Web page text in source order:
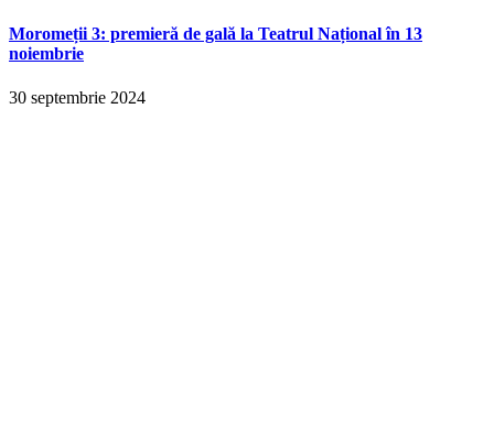
Moromeții 3: premieră de gală la Teatrul Național în 13
noiembrie
30 septembrie 2024